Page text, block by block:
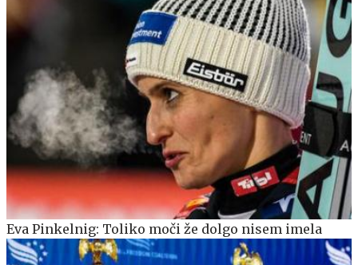
Eva Pinkelnig: Toliko moči že dolgo nisem imela